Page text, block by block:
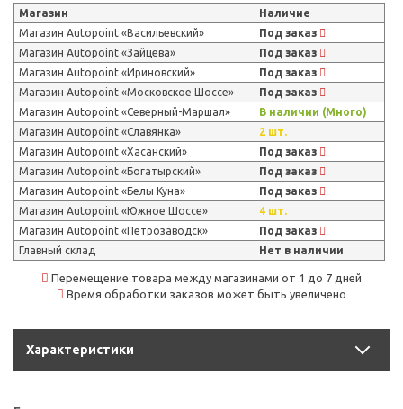
Магазин
Наличие
Магазин Autopoint «Васильевский»
Под заказ
Магазин Autopoint «Зайцева»
Под заказ
Магазин Autopoint «Ириновский»
Под заказ
Магазин Autopoint «Московское Шоссе»
Под заказ
Магазин Autopoint «Северный-Маршал»
В наличии (Много)
Магазин Autopoint «Славянка»
2 шт.
Магазин Autopoint «Хасанский»
Под заказ
Магазин Autopoint «Богатырский»
Под заказ
Магазин Autopoint «Белы Куна»
Под заказ
Магазин Autopoint «Южное Шоссе»
4 шт.
Магазин Autopoint «Петрозаводск»
Под заказ
Главный склад
Нет в наличии
Перемещение товара между магазинами от 1 до 7 дней
Время обработки заказов может быть увеличено
Характеристики